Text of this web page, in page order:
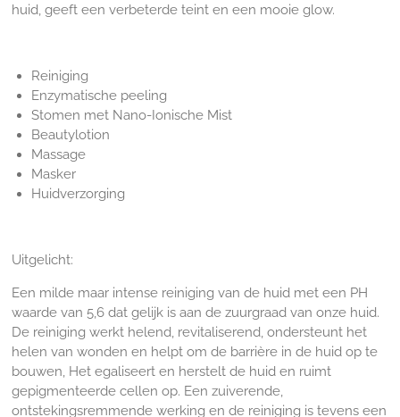
huid, geeft een verbeterde teint en een mooie glow.
Reiniging
Enzymatische peeling
Stomen met Nano-Ionische Mist
Beautylotion
Massage
Masker
Huidverzorging
Uitgelicht:
Een milde maar intense reiniging van de huid meteen PH
waarde van 5,6 dat gelijk is aan de zuurgraad van onze huid.
De reiniging werkt helend, revitaliserend, ondersteunt het
helen van wonden en helpt om de barrière in de huid op te
bouwen, Het egaliseert en herstelt de huid en ruimt
gepigmenteerde cellen op. Een zuiverende,
ontstekingsremmende werking en de reiniging is tevens een